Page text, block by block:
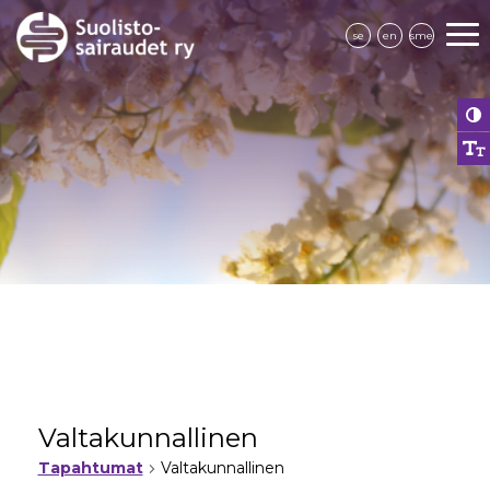
se en sme
Valtakunnallinen
Tapahtumat Valtakunnallinen